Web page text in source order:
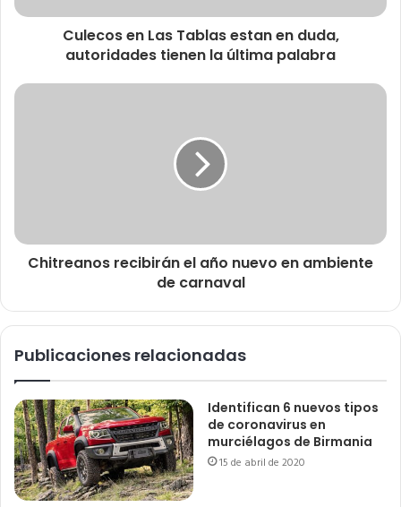
Culecos en Las Tablas estan en duda,
autoridades tienen la última palabra
Chitreanos recibirán el año nuevo en ambiente
de carnaval
Publicaciones relacionadas
Identifican 6 nuevos tipos
de coronavirus en
murciélagos de Birmania
15 de abril de 2020